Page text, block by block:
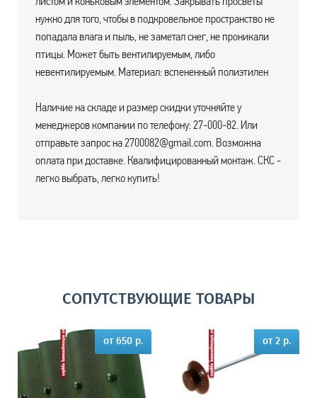
нужно для того, чтобы в подкровельное пространство не
попадала влага и пыль, не заметал снег, не проникали
птицы. Может быть вентилируемым, либо
невентилируемым. Материал: вспененный полиэтилен
Наличие на складе и размер скидки уточняйте у
менеджеров компании по телефону: 27-000-82. Или
отправьте запрос на 2700082@gmail.com. Возможна
оплата при доставке. Квалифицированный монтаж. СКС -
легко выбрать, легко купить!
СОПУТСТВУЮЩИЕ ТОВАРЫ
от 650 р. от 2 р.